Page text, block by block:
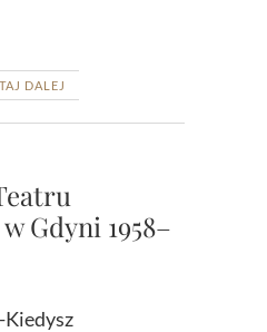
DALEJ
Gdyni 1958–
Kiedysz